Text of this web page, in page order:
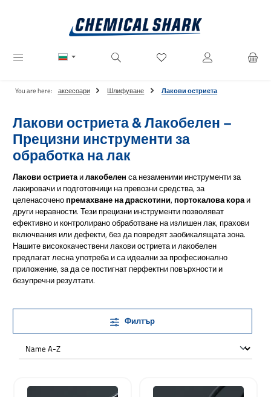
Имате 0 артикули от
You are here: аксесоари Шлифуване Лакови остриета
Лакови остриета & Лакобелен –
Прецизни инструменти за
обработка на лак
Лакови остриетаилакобелен са незаменими инструменти за
лакировачи и подготовчици на превозни средства, за
целенасоченопремахване на драскотини, портокалова кораи
други неравности. Тези прецизни инструменти позволяват
ефективно и контролирано обработване на излишен лак, прахови
включвания или дефекти, без да повредят заобикалящата зона.
Нашите висококачествени лакови остриета и лакобелен
предлагат лесна употреба и са идеални за професионално
приложение, за да се постигнат перфектни повърхности и
безупречни резултати.
Филтър